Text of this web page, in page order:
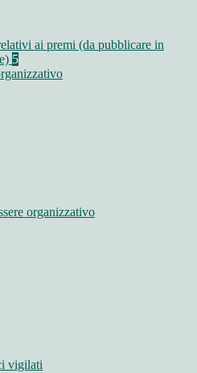
ai premi (da pubblicare in
5
organizzativo
vigilati